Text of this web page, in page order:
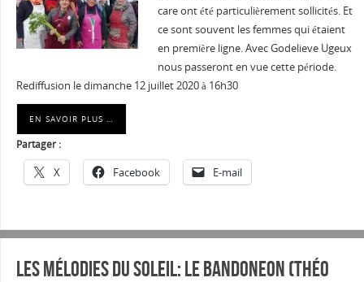
care ont été particulièrement sollicités. Et
ce sont souvent les femmes qui étaient
en première ligne. Avec Godelieve Ugeux
nous passeront en vue cette période.
Rediffusion le dimanche 12 juillet 2020 à 16h30
EN SAVOIR PLUS …
Partager :
X Facebook E-mail
Les Mélodies du soleil: Le bandoneon (Théo